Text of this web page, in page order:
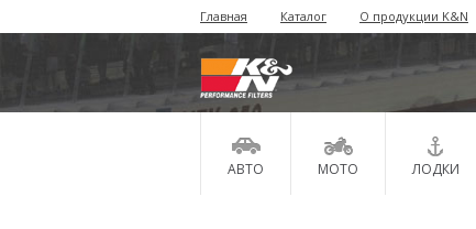
Главная Каталог О продукции K&N
АВТО МОТО ЛОДКИ